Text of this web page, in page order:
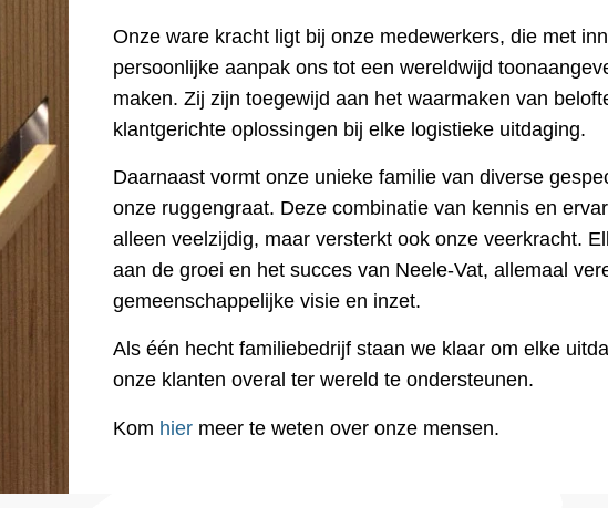
Onze ware kracht ligt bij onze medewerkers, die met
persoonlijke aanpak ons tot een wereldwijd
maken. Zij zijn toegewijd aan het waarmaken van
klantgerichte oplossingen bij elke logistieke uitdaging.
Daarnaast vormt onze unieke familie van diverse
onze ruggengraat. Deze combinatie van kennis en
alleen veelzijdig, maar versterkt ook onze veerkracht.
aan de groei en het succes van Neele-Vat, allemaal
gemeenschappelijke visie en inzet.
Als één hecht familiebedrijf staan we klaar om elke
onze klanten overal ter wereld te ondersteunen.
Kom hier meer te weten over onze mensen.